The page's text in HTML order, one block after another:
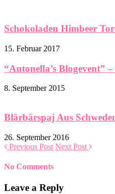
Schokoladen Himbeer
15. Februar 2017
“Antonella’s Blogevent”
8. September 2015
Blärbärspaj Aus
26. September 2016
Previous Post Next Post
No Comments
Leave a Reply